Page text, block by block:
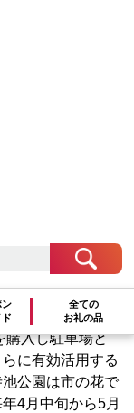
ン
全ての
お礼の品
池公園」の整
空間の創造
、行楽や散策、
的で利用してい
入し駐車場と
に有効活用する
公園は市の花で
4月中旬から5月